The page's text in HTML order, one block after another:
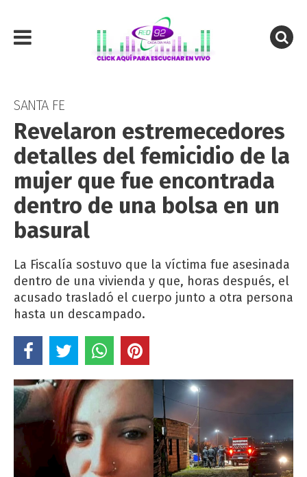
SANTA FE
Revelaron estremecedores
detalles del femicidio de la
mujer que fue encontrada
dentro de una bolsa en un
basural
La Fiscalía sostuvo que la víctima fue asesinada
dentro de una vivienda y que, horas después, el
acusado trasladó el cuerpo junto a otra persona
hasta un descampado.